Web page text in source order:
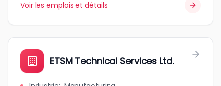
Voir les emplois et détails
ETSM Technical Services Ltd.